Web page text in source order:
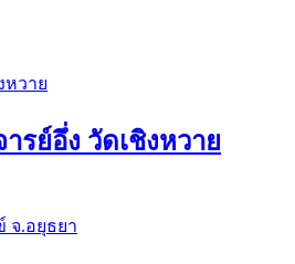
รย์อึ่ง วัดเชิงหวาย